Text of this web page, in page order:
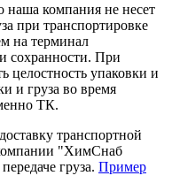
компания не несет
при транспортировке
на терминал
сохранности. При
целостность упаковки и
и груза во время
ТК.
транспортной
"ХимСнаб
груза. Пример